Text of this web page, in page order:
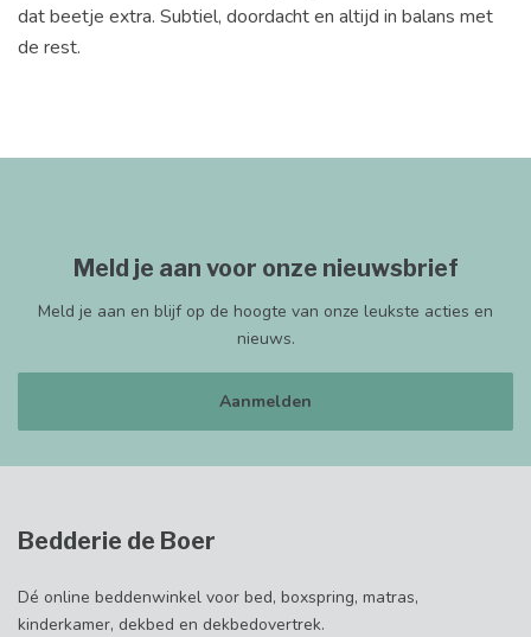
dat beetje extra. Subtiel, doordacht en altijd in balans met
de rest.
Meld je aan voor onze nieuwsbrief
Meld je aan en blijf op de hoogte van onze leukste acties en
nieuws.
Aanmelden
Bedderie de Boer
Dé online beddenwinkel voor bed, boxspring, matras,
kinderkamer, dekbed en dekbedovertrek.